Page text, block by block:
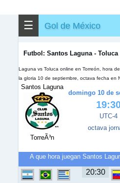
☰ Gol de México
Futbol: Santos Laguna -
Laguna vs Toluca online en Torreón, hora
la gloria 10 de septiembre, octava fecha en
Santos Laguna
TorreÃ³n
domingo 10 de
UTC-4
octava
A que hora juegan Santos
20:30